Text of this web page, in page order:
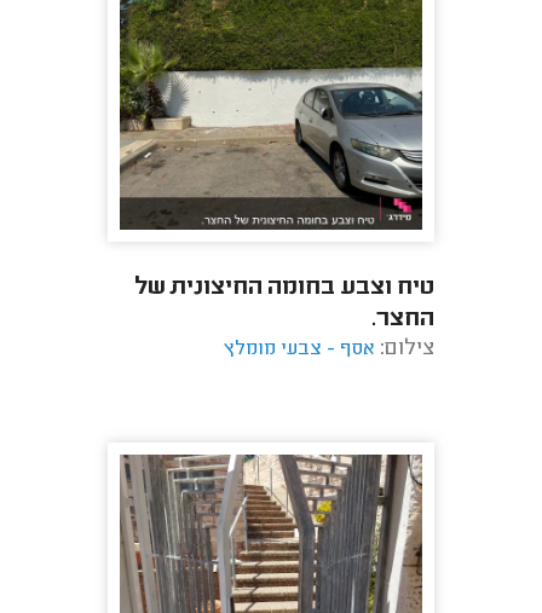
טיח וצבע בחומה החיצונית של
החצר.
צילום: אסף - צבעי מומלץ